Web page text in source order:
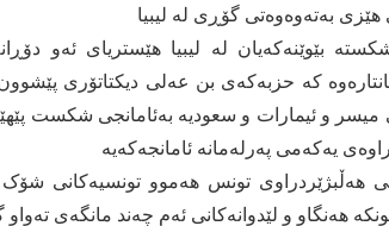
بەتەوەوەتی گۆڕی لە لیبیا
بێوێنەکەیان لە لیبیا ھێستریای ئەو
کە حزبەکەی بن عەلی دیکتاتۆری
میسر و ئیمارات و سعودیە بەئامانجی شکست
یەکەمی پەرلەمانە ئامانجەکەیە
ھەڵبژێردراوی تونس ھەموو تونسیەکانی شۆک
ھەنگاو و لێدوانەکانی ئەم چەند مانگەی